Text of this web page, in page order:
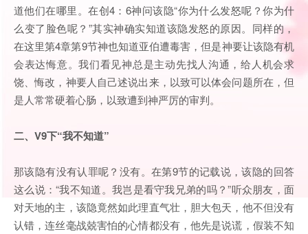
道他们在哪里。在创4：6神问该隐“你为什么发怒呢？你为什
么变了脸色呢？”其实神确实知道该隐发怒的原因。同样的，
在这里第4章第9节神也知道亚伯遭毒害，但是神要让该隐有机
会表达悔意。我们看见神总是主动先找人沟通，给人机会求
饶、悔改，神要人自己述说出来，以致可以体会问题所在，但
是人常常硬着心肠，以致遭到神严厉的审判。
二、 V9下“我不知道”
那该隐有没有认罪呢？没有。在第9节的记载说，该隐的回答
这么说：“我不知道。我岂是看守我兄弟的吗？”听众朋友，面
对天地的主，该隐竟然如此理直气壮，胆大包天，他不但没有
认错，连丝毫战兢害怕的心情都没有，他先是说谎，假装不知